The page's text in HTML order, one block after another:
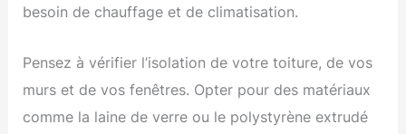
besoin de chauffage et de climatisation.
Pensez à vérifier l’isolation de votre toiture, de vos
murs et de vos fenêtres. Opter pour des matériaux
comme la laine de verre ou le polystyrène extrudé